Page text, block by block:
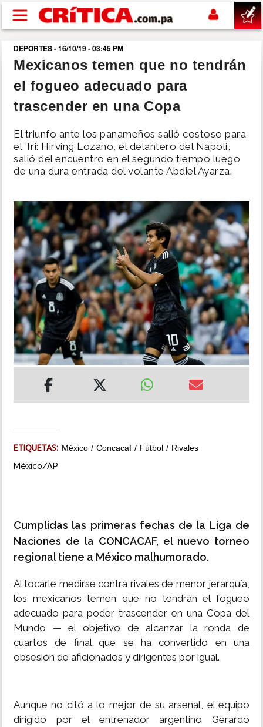
Pasar al contenido principal
buscar
SUCESOS
POLÍTICA
DEPORTES
MUNDO
INSÓLITAS
MULTIMEDIA
IMPRESO
DEPORTES - 16/10/19 - 03:45 PM
Mexicanos temen que no tendrán
el fogueo adecuado para
trascender en una Copa
El triunfo ante los panameños salió costoso para
el Tri: Hirving Lozano, el delantero del Napoli,
salió del encuentro en el segundo tiempo luego
de una dura entrada del volante Abdiel Ayarza.
ETIQUETAS: México Concacaf Fútbol Rivales
México/AP
Cumplidas las primeras fechas de la Liga de
Naciones de la CONCACAF, el nuevo torneo
regional tiene a México malhumorado.
Al tocarle medirse contra rivales de menor jerarquía,
los mexicanos temen que no tendrán el fogueo
adecuado para poder trascender en una Copa del
Mundo — el objetivo de alcanzar la ronda de
cuartos de final que se ha convertido en una
obsesión de aficionados y dirigentes por igual.
Aunque no citó a lo mejor de su arsenal, el equipo
dirigido por el entrenador argentino Gerardo